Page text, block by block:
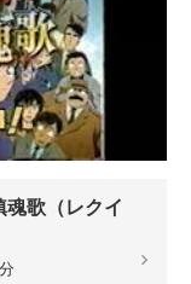
魂歌（レクイ